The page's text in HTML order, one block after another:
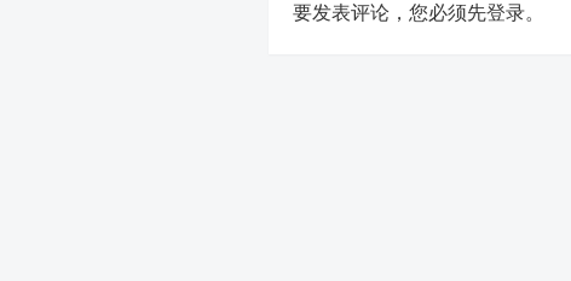
要发表评论，您必须先登录。